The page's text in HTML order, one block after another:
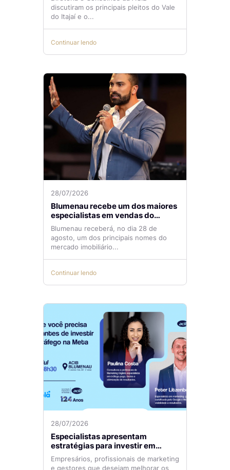
temas de reunião na ACIB
discutiram os principais pleitos do Vale
do Itajaí e o...
Continuar lendo
28/07/2026
Blumenau recebe um dos maiores
especialistas em vendas do
mercado imobiliário
Blumenau receberá, no dia 28 de
agosto, um dos principais nomes do
mercado imobiliário...
Continuar lendo
28/07/2026
Especialistas apresentam
estratégias para investir em
tráfego pago com mais eficiência
Empresários, profissionais de marketing
e gestores que desejam melhorar os